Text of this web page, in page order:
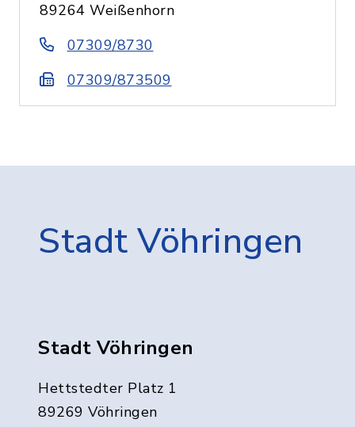
89264 Weißenhorn
07309/8730
07309/873509
Stadt Vöhringen
Stadt Vöhringen
Hettstedter Platz 1
89269 Vöhringen